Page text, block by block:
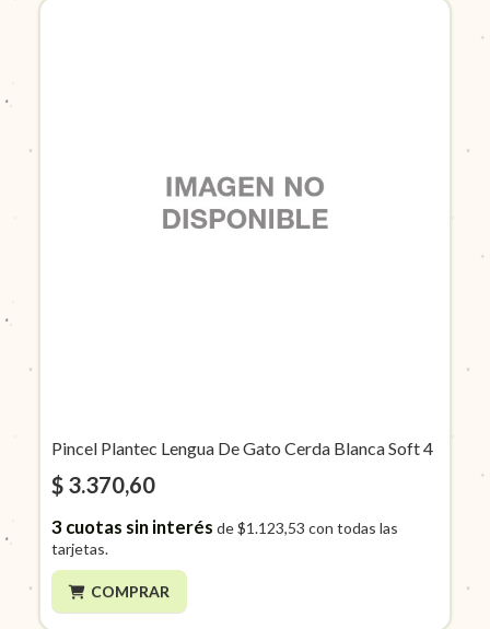
Pincel Plantec Lengua De Gato Cerda Blanca Soft 4
$ 3.370,60
3cuotas sin interés de$1.123,53 con todas las
tarjetas.
COMPRAR